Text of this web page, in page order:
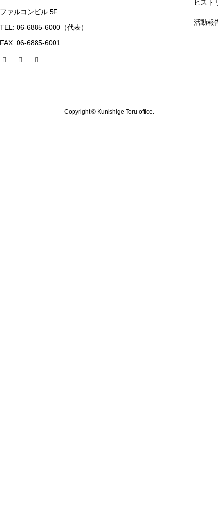
ファルコンビル 5F
TEL: 06-6885-6000（代表）
FAX: 06-6885-6001
ヒスト
活動報
Copyright © Kunishige Toru office.